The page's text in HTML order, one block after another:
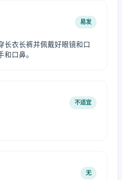
易发
长衣长裤并佩戴好眼镜和口
口鼻。
不适宜
无